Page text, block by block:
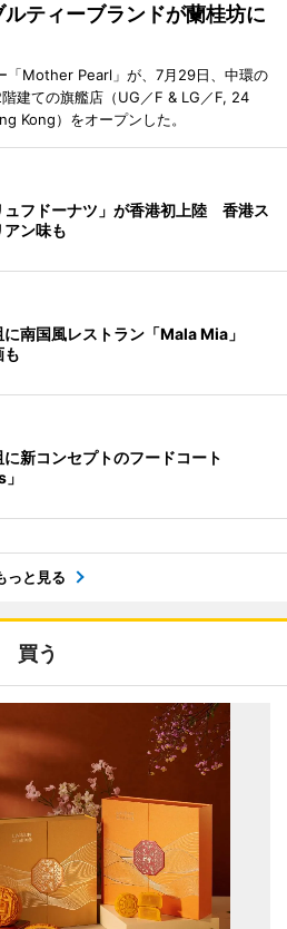
ティーブランドが蘭桂坊に
「Mother Pearl」が、7月29日、中環の
建ての旗艦店（UG／F & LG／F, 24
Kong）をオープンした。
ュフドーナツ」が香港初上陸 香港ス
アン味も
に南国風レストラン「Mala Mia」
も
新コンセプトのフードコート
っと見る
買う